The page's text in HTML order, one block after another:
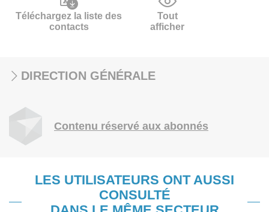
Téléchargez la liste des
contacts
Tout
afficher
DIRECTION GÉNÉRALE
Contenu réservé aux abonnés
LES UTILISATEURS ONT AUSSI
CONSULTÉ